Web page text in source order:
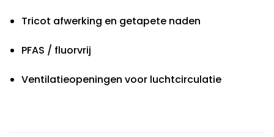
Tricot afwerking en getapete naden
PFAS / fluorvrij
Ventilatieopeningen voor luchtcirculatie